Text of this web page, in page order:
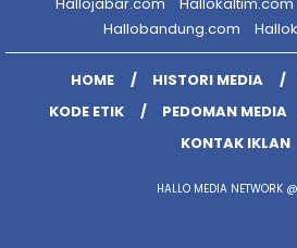
Hallobandung.com
HOME HISTORI MEDIA
KODE ETIK
PEDOMAN MEDIA
KONTAK IKLAN
HALLO MEDIA NETWORK